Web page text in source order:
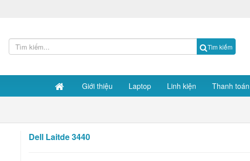
Tìm kiếm
Giới thiệu Laptop Linh kiện Thanh toán
Dell Laitde 3440